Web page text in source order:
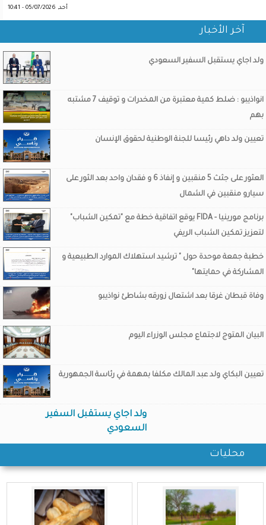
أحد, 05/07/2026 - 10:41
آخر الأخبار
ولد اجاي يستقبل السفير السعودي
انواذيبو : ضلط كمية معتبرة من المخدرات و توقيف 7 مشتبه
بهم
تعيين ولد داهي رئيسا للجنة الوطنية لحقوق الإنسان
العثور على جثث 5 منقبين و إنفاذ 6 و فقدان واحد بعد الثور على
سيارو منقبين في الشمال
برنامج مورينيا - FIDA يوقع اتفاقية خطة مع "تمكين الشباب"
لتعزيز تمكين الشباب الريفي
خطبة جمعة موحدة حول " ترشيد استهلاك الموارد الطبيعية و
المشاركة في حمايتها"
وفاة قبطان غرقا بعد اشتعال زورقه بشاطئ نواذيبو
البيان المتوج لاجتماع مجلس الوزراء اليوم
تعيين البكاي ولد عبد المالك مكلفا بمهمة في رئاسة الجمهورية
ولد اجاي يستقبل السفير
السعودي
محليات